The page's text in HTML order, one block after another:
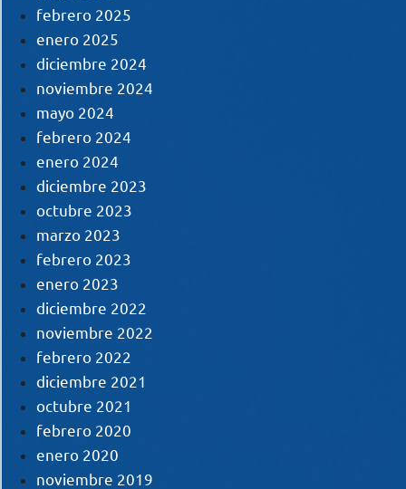
febrero 2025
enero 2025
diciembre 2024
noviembre 2024
mayo 2024
febrero 2024
enero 2024
diciembre 2023
octubre 2023
marzo 2023
febrero 2023
enero 2023
diciembre 2022
noviembre 2022
febrero 2022
diciembre 2021
octubre 2021
febrero 2020
enero 2020
noviembre 2019